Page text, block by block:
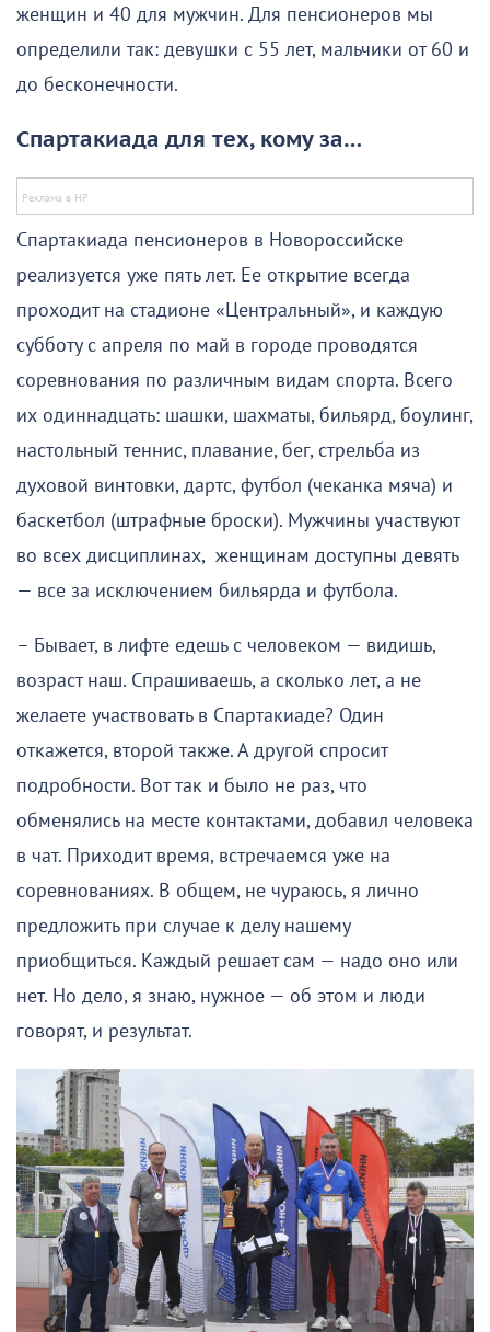
женщин и 40 для мужчин. Для пенсионеров мы
определили так: девушки с 55 лет, мальчики от 60 и
до бесконечности.
Спартакиада для тех, кому за…
Спартакиада пенсионеров в Новороссийске
реализуется уже пять лет. Ее открытие всегда
проходит на стадионе «Центральный», и каждую
субботу с апреля по май в городе проводятся
соревнования по различным видам спорта. Всего
их одиннадцать: шашки, шахматы, бильярд, боулинг,
настольный теннис, плавание, бег, стрельба из
духовой винтовки, дартс, футбол (чеканка мяча) и
баскетбол (штрафные броски). Мужчины участвуют
во всех дисциплинах, женщинам доступны девять
— все за исключением бильярда и футбола.
– Бывает, в лифте едешь с человеком — видишь,
возраст наш. Спрашиваешь, а сколько лет, а не
желаете участвовать в Спартакиаде? Один
откажется, второй также. А другой спросит
подробности. Вот так и было не раз, что
обменялись на месте контактами, добавил человека
в чат. Приходит время, встречаемся уже на
соревнованиях. В общем, не чураюсь, я лично
предложить при случае к делу нашему
приобщиться. Каждый решает сам — надо оно или
нет. Но дело, я знаю, нужное — об этом и люди
говорят, и результат.